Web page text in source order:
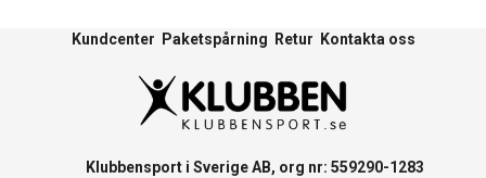
Kundcenter Paketspårning Retur Kontakta oss
Klubbensport i Sverige AB, org nr: 559290-1283